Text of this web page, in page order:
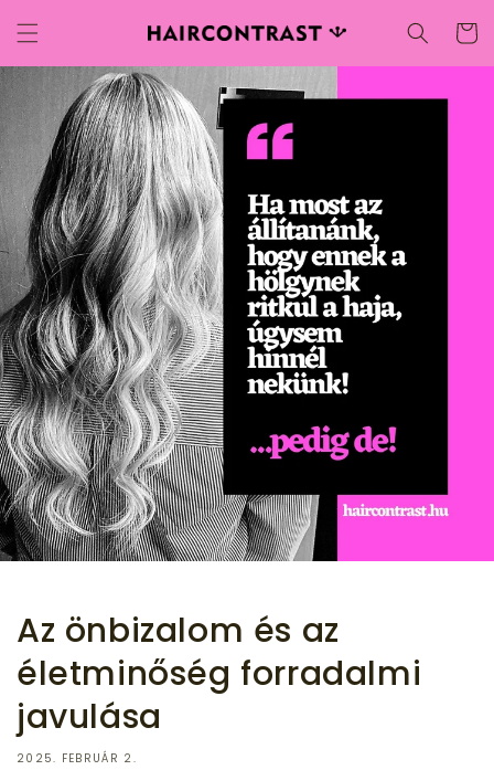
tartalomhoz
Kosár
Az önbizalom és az
életminőség forradalmi
javulása
2025. FEBRUÁR 2.